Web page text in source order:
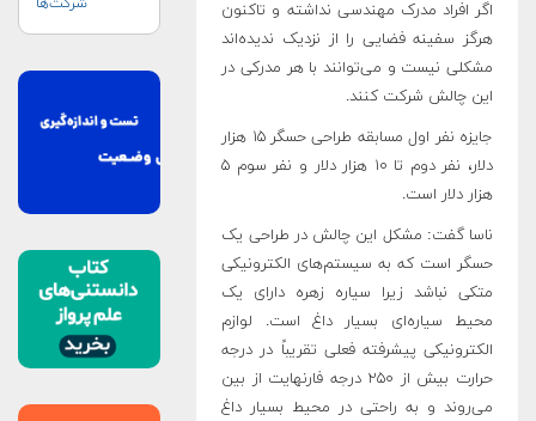
اگر افراد مدرک مهندسی نداشته و تاکنون
هرگز سفینه فضایی را از نزدیک ندیده‌اند
مشکلی نیست و می‌توانند با هر مدرکی در
این چالش شرکت کنند.
جایزه نفر اول مسابقه طراحی حسگر ۱۵ هزار
دلار، نفر دوم تا ۱۰ هزار دلار و نفر سوم ۵
هزار دلار است.
ناسا گفت: مشکل این چالش در طراحی یک
حسگر است که به سیستم‌های الکترونیکی
متکی نباشد زیرا سیاره زهره دارای یک
محیط سیاره‌ای بسیار داغ است. لوازم
الکترونیکی پیشرفته فعلی تقریباً در درجه
حرارت بیش از ۲۵۰ درجه فارنهایت از بین
می‌روند و به راحتی در محیط بسیار داغ
شرکت‌ها